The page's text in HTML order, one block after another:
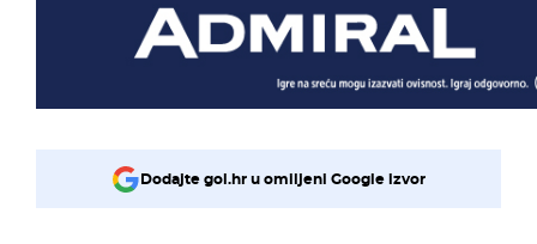
Dodajte gol.hr u omiljeni Google izvor